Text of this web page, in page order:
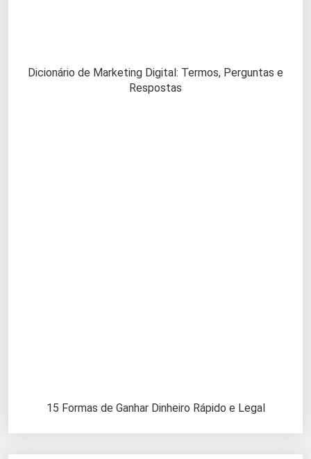
Dicionário de Marketing Digital: Termos, Perguntas e
Respostas
15 Formas de Ganhar Dinheiro Rápido e Legal